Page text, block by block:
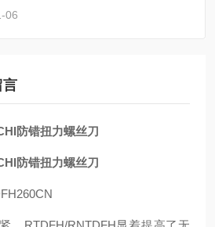
06
言
防错扭力螺丝刀
防错扭力螺丝刀